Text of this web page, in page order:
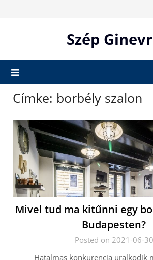
Szép
Címke: borbély szalon
Mivel tud ma kitűnni egy
Budapesten?
Posted on 2021-06-30
Hatalmas konkurencia uralkodik